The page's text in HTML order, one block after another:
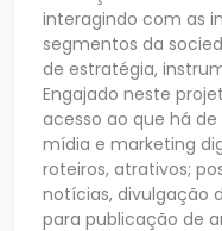
interagindo com as
segmentos da
de estratégia,
Engajado neste
acesso ao que há
mídia e marketing
roteiros, atrativos;
notícias, divulgação
para publicação de